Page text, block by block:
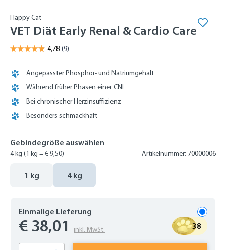
Happy Cat
VET Diät Early Renal & Cardio Care
Angepasster Phosphor- und Natriumgehalt
Während früher Phasen einer CNI
Bei chronischer Herzinsuffizienz
Besonders schmackhaft
Gebindegröße auswählen
4 kg (1 kg = € 9,50) Artikelnummer: 70000006
1 kg 4 kg
Einmalige Lieferung
€ 38,01 inkl. MwSt. 38